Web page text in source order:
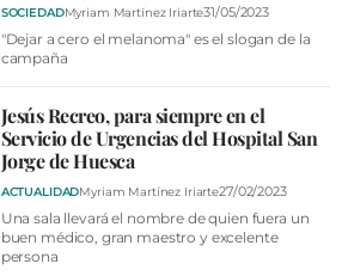
INICIAR SESIÓN
SOCIEDADMyriam Martínez Iriarte31/05/2023
"Dejar a cero el melanoma" es el slogan de la
campaña
Jesús Recreo, para siempre en el
Servicio de Urgencias del Hospital San
Jorge de Huesca
ACTUALIDADMyriam Martínez Iriarte27/02/2023
Una sala llevará el nombre de quien fuera un
buen médico, gran maestro y excelente
persona